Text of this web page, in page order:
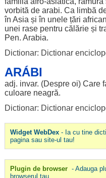
vorbită de arabi. Ca limbă
în Asia și în unele țări
unei rase pentru călărieși
Pen. Arabia.
Dictionar: Dictionar
ARÁBI
adj. invar. (Despre oi) Care
culoare neagră.
Dictionar: Dictionar
Widget WebDex- Ia cu tine
pagina sau site-ul tau!
Plugin de browser - Adauga
browserul tau.